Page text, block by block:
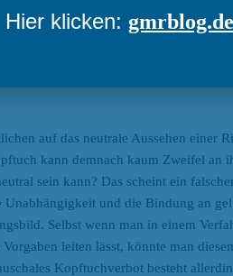
des Staates in
auf das neutrale Aussehen einer
kann demnach kaum Zweifel an
sein kann? Das scheint ein
und die Bindung an
Selbst wenn man in einem
leiten lässt, könnte man
Kopftuchverbot besteht
Hier klicken: gmrblog.de